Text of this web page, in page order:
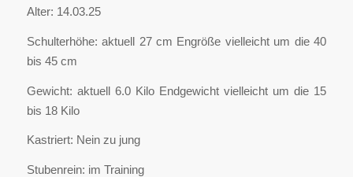
Alter: 14.03.25
Schulterhöhe: aktuell 27 cm Engröße vielleicht um die 40
bis 45 cm
Gewicht: aktuell 6.0 Kilo Endgewicht vielleicht um die 15
bis 18 Kilo
Kastriert: Nein zu jung
Stubenrein: im Training